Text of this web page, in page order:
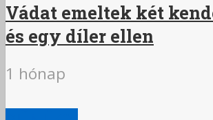
Vádat emeltek két
és egy díler ellen
1 hónap